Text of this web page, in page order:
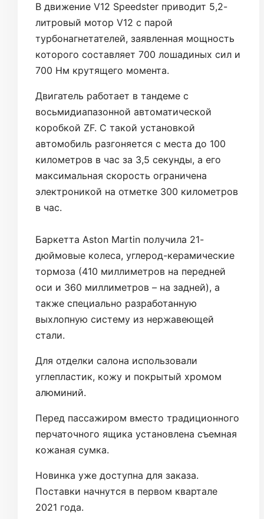
В движение V12 Speedster приводит 5,2-
литровый мотор V12 с парой
турбонагнетателей, заявленная мощность
которого составляет 700 лошадиных сил и
700 Нм крутящего момента.
Двигатель работает в тандеме с
восьмидиапазонной автоматической
коробкой ZF. С такой установкой
автомобиль разгоняется с места до 100
километров в час за 3,5 секунды, а его
максимальная скорость ограничена
электроникой на отметке 300 километров
в час.
Баркетта Aston Martin получила 21-
дюймовые колеса, углерод-керамические
тормоза (410 миллиметров на передней
оси и 360 миллиметров – на задней), а
также специально разработанную
выхлопную систему из нержавеющей
стали.
Для отделки салона использовали
углепластик, кожу и покрытый хромом
алюминий.
Перед пассажиром вместо традиционного
перчаточного ящика установлена съемная
кожаная сумка.
Новинка уже доступна для заказа.
Поставки начнутся в первом квартале
2021 года.